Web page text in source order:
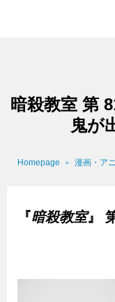
暗殺教室 第
鬼が
Homepage 漫画・ア
『暗殺教室』